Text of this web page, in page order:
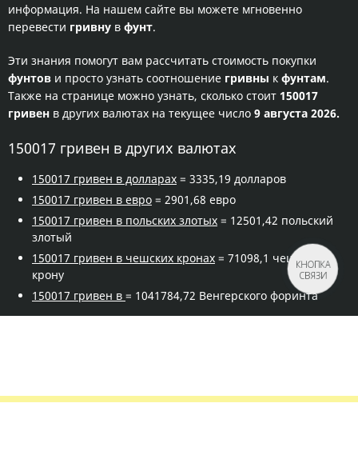
информация. На нашем сайте вы можете мгновенно
перевести гривну в фунт.
Эти знания помогут вам рассчитать стоимость покупки
фунтов и просто узнать соотношение гривны к фунтам.
Также на странице можно узнать, сколько стоит 150017
гривен в других валютах на текущее число 9 августа 2026.
150017 гривен в других валютах
150017 гривен в долларах = 3335,19 долларов
150017 гривен в евро = 2901,68 евро
150017 гривен в польских злотых = 12501,42 польский
злотый
150017 гривен в чешских кронах = 71098,1 чешскую
крону
150017 гривен в = 1041784,72 Венгерского форинта
КНОПКА
СВЯЗИ